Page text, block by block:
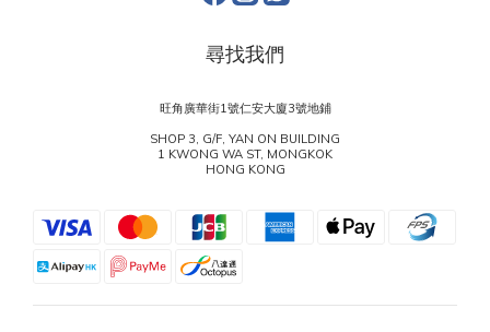
尋找我們
旺角廣華街1號仁安大廈3號地鋪
SHOP 3, G/F, YAN ON BUILDING
1 KWONG WA ST, MONGKOK
HONG KONG